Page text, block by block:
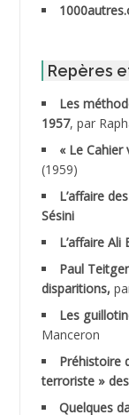
ABID
ABNOUN
ACHACHE M.*
ACHLAF Ali
ADALMI
ADANE
ADDAD
Repères
Les
1957, par
« Le Cahier
(1959)
L’affaire
Sésini
L’affaire
Paul
disparitions,
Les
Manceron
Préhistoire
terroriste »
Quelques